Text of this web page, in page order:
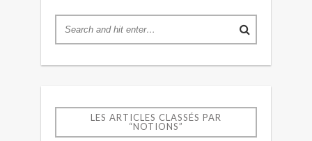
LES ARTICLES CLASSÉS PAR
“NOTIONS”